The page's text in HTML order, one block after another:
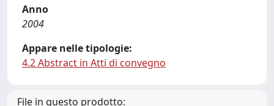
Anno
2004
Appare nelle tipologie:
4.2 Abstract in Atti di convegno
File in questo prodotto: